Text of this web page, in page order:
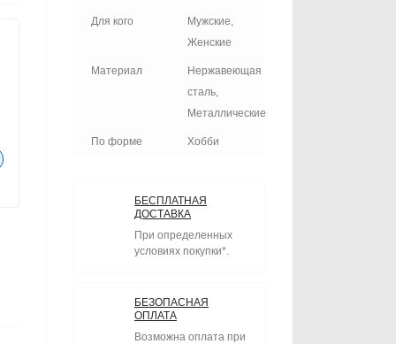
Для кого
Мужские,
Женские
Материал
Нержавеющая
сталь,
Металлические
По форме Хобби
БЕСПЛАТНАЯ
ДОСТАВКА
При определенных
условиях покупки*.
БЕЗОПАСНАЯ
ОПЛАТА
Возможна оплата при